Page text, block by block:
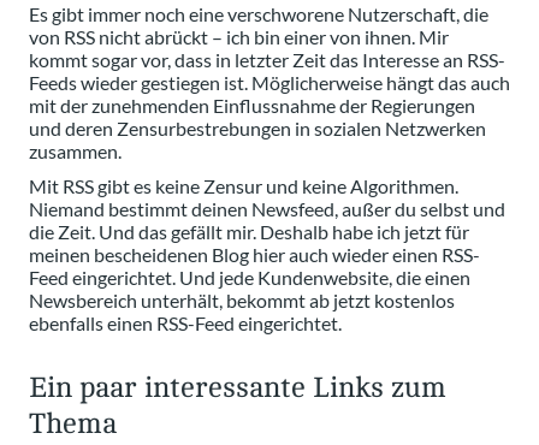
Es gibt immer noch eine verschworene Nutzerschaft, die
von RSS nicht abrückt – ich bin einer von ihnen. Mir
kommt sogar vor, dass in letzter Zeit das Interesse an RSS-
Feeds wieder gestiegen ist. Möglicherweise hängt das auch
mit der zunehmenden Einflussnahme der Regierungen
und deren Zensurbestrebungen in sozialen Netzwerken
zusammen.
Mit RSS gibt es keine Zensur und keine Algorithmen.
Niemand bestimmt deinen Newsfeed, außer du selbst und
die Zeit. Und das gefällt mir. Deshalb habe ich jetzt für
meinen bescheidenen Blog hier auch wieder einen RSS-
Feed eingerichtet. Und jede Kundenwebsite, die einen
Newsbereich unterhält, bekommt ab jetzt kostenlos
ebenfalls einen RSS-Feed eingerichtet.
Ein paar interessante Links zum
Thema